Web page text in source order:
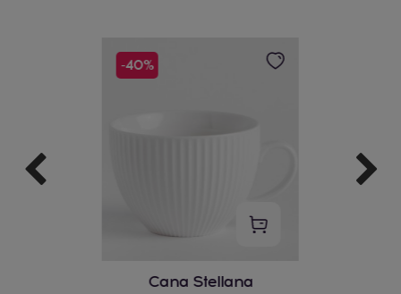
-40%
Cana Stellana